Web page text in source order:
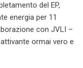
del EP,
energia per 11
con JVLI –
ormai vero e